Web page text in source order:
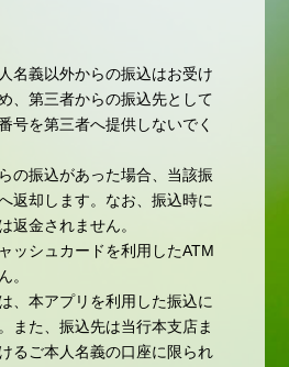
名義以外からの振込はお受け
、第三者からの振込先として
号を第三者へ提供しないでく
の振込があった場合、当該振
返却します。なお、振込時に
返金されません。
ッシュカードを利用したATM
。
、本アプリを利用した振込に
また、振込先は当行本支店ま
るご本人名義の口座に限られ